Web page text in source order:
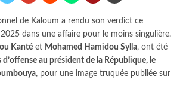
de Kaloum a rendu son verdict ce
dans une affaire pour le moins singulière.
Kanté et Mohamed Hamidou Sylla, ont été
d’offense au président de la République, le
, pour une image truquée publiée sur